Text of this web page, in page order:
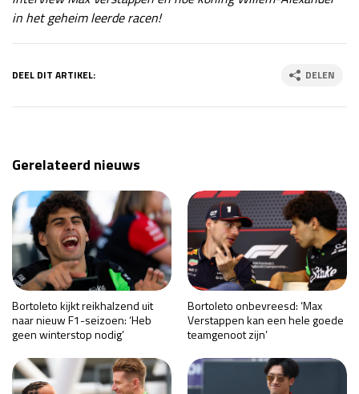
in het geheim leerde racen!
DEEL DIT ARTIKEL: DELEN
Gerelateerd nieuws
Bortoleto kijkt reikhalzend uit
naar nieuw F1-seizoen: ‘Heb
geen winterstop nodig’
Bortoleto onbevreesd: ‘Max
Verstappen kan een hele goede
teamgenoot zijn’